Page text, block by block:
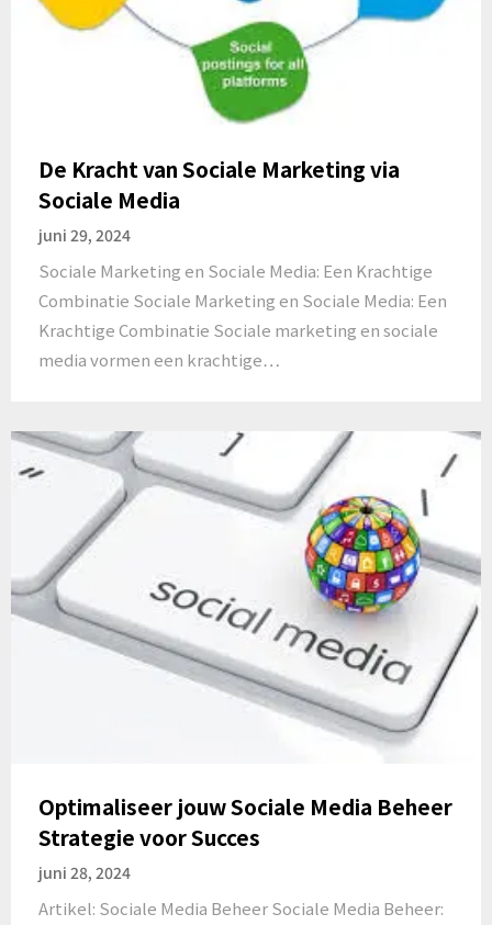
De Kracht van Sociale Marketing via
Sociale Media
juni 29, 2024
Sociale Marketing en Sociale Media: Een Krachtige
Combinatie Sociale Marketing en Sociale Media: Een
Krachtige Combinatie Sociale marketing en sociale
media vormen een krachtige…
Optimaliseer jouw Sociale Media Beheer
Strategie voor Succes
juni 28, 2024
Artikel: Sociale Media Beheer Sociale Media Beheer: